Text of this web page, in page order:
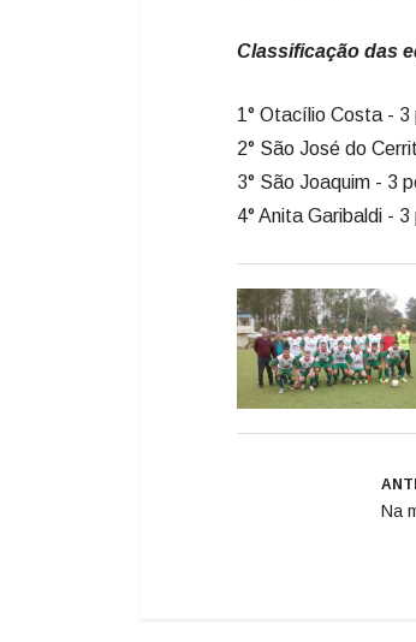
Classificação das
1° Otacílio Costa -
2° São José do
3° São Joaquim - 3
4° Anita Garibaldi -
Na